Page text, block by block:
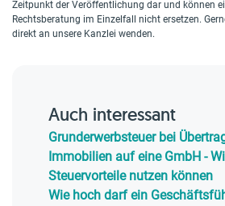
Zeitpunkt der Veröffentlichung dar und können
Rechtsberatung im Einzelfall nicht ersetzen.
direkt an unsere Kanzlei wenden.
Auch interessant
Grunderwerbsteuer bei
Immobilien auf eine GmbH -
Steuervorteile nutzen können
Wie hoch darf ein